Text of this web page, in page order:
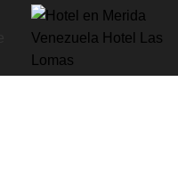
individual (3 Personas)